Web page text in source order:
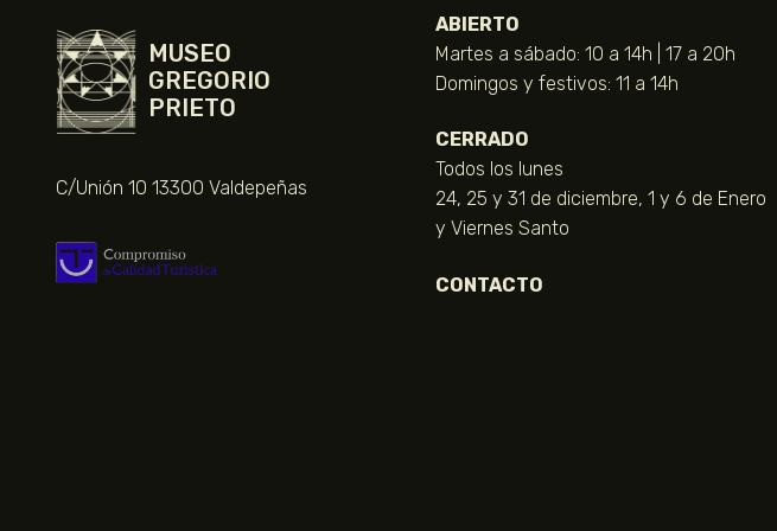
MUSEO
GREGORIO
PRIETO
C/Unión 10 13300 Valdepeñas
ABIERTO
Martes a sábado: 10 a 14h | 17 a 20h
Domingos y festivos: 11 a 14h
CERRADO
Todos los lunes
24, 25 y 31 de diciembre, 1 y 6 de Enero
y Viernes Santo
CONTACTO